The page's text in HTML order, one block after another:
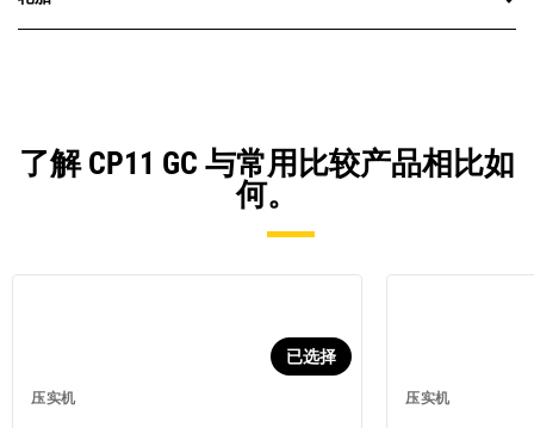
了解 CP11 GC 与常用比较产品相比如
何。
压实机
已选择
压实机